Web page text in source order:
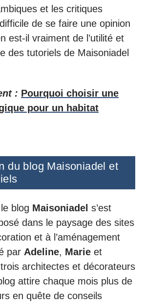
et les critiques
de se faire une opinion
est-il vraiment de l’utilité et
des tutoriels de Maisoniadel
: Pourquoi choisir une
pour un habitat
du blog Maisoniadel et
blog Maisoniadel s’est
dans le paysage des sites
et à l’aménagement
par Adeline, Marie et
architectes et décorateurs
attire chaque mois plus de
en quête de conseils